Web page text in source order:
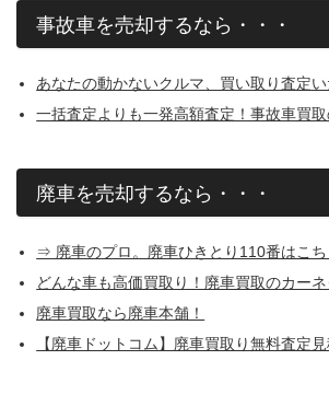
事故車を売却するなら・・・
あなたの動かないクルマ、買い取り査定い
一括査定よりも一発高額査定！事故車買取
廃車を売却するなら・・・
⇒ 廃車のプロ。廃車ひきとり110番はこち
どんな車も高価買取り！廃車買取のカーネ
廃車買取なら廃車本舗！
【廃車ドットコム】廃車買取り無料査定